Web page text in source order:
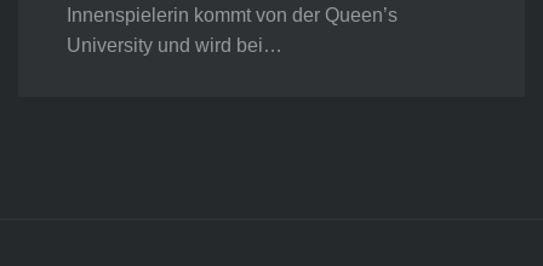
Innenspielerin kommt von der Queen’s
University und wird bei…